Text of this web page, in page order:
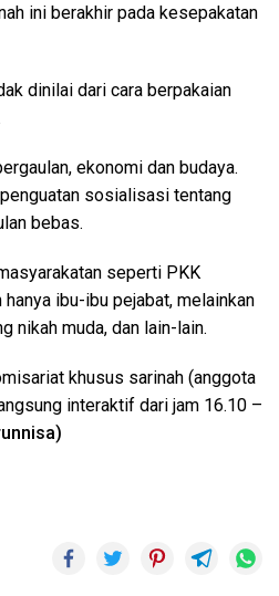
ini berakhir pada kesepakatan
dinilai dari cara berpakaian
ekonomi dan budaya.
sosialisasi tentang
bebas.
seperti PKK
ibu-ibu pejabat, melainkan
nikah muda, dan lain-lain.
khusus sarinah (anggota
interaktif dari jam 16.10 –